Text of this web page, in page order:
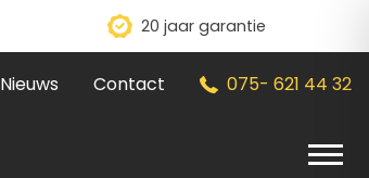
20 jaar garantie
Nieuws Contact 075- 621 44 32